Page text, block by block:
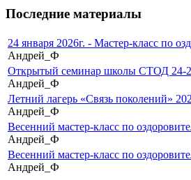
Последние материалы
24 января 2026г. - Мастер-класс по
Андрей_Ф
Открытый семинар школы СТОД 24-
Андрей_Ф
Летний лагерь «Связь поколений»
Андрей_Ф
Весенний мастер-класс по
Андрей_Ф
Весенний мастер-класс по
Андрей_Ф